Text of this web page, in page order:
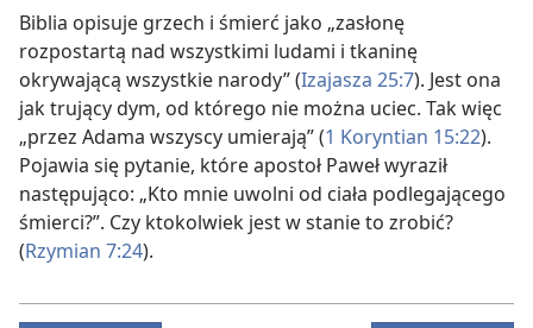
Biblia opisuje grzech i śmierć jako „zasłonę
rozpostartą nad wszystkimi ludami i tkaninę
okrywającą wszystkie narody” (Izajasza 25:7). Jest ona
jak trujący dym, od którego nie można uciec. Tak więc
„przez Adama wszyscy umierają” (1 Koryntian 15:22).
Pojawia się pytanie, które apostoł Paweł wyraził
następująco: „Kto mnie uwolni od ciała podlegającego
śmierci?”. Czy ktokolwiek jest w stanie to zrobić?
(Rzymian 7:24).